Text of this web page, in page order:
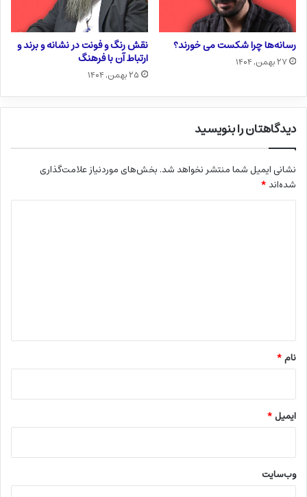
رسانه‌ها چرا شکست می خورند؟
۲۷ بهمن, ۱۴۰۴
نقش رنگ و فونت در نشانه و برند و
ارتباط آن با فرهنگ
۲۵ بهمن, ۱۴۰۴
دیدگاهتان را بنویسید
نشانی ایمیل شما منتشر نخواهد شد. بخش‌های موردنیاز علامت‌گذاری
شده‌اند*
نام*
ایمیل*
وب‌سایت